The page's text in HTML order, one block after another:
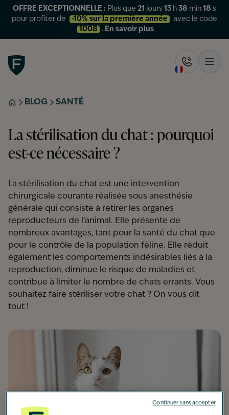
OFFRE EXCEPTIONNELLE : Plus que 21 jours 13 h 38 min 18 s
pour profiter de
-10% sur la première année
avec le code
1008
. En savoir plus
Figo
ACCUEIL
BLOG SANTÉ
La stérilisation du chat : pourquoi
est-ce nécessaire ?
La stérilisation du chat est une intervention
chirurgicale courante réalisée sous anesthésie
générale qui consiste à retirer les organes
reproducteurs de l’animal. Elle présente de
nombreux avantages, tant pour la santé du chat que
pour le contrôle de la population féline. Elle réduit
également les comportements indésirables liés à la
reproduction, diminue le risque de maladies et
contribue à limiter le nombre de chats errants. Vous
souhaitez faire stériliser votre chat ? On vous dit
tout !
Continuer sans accepter